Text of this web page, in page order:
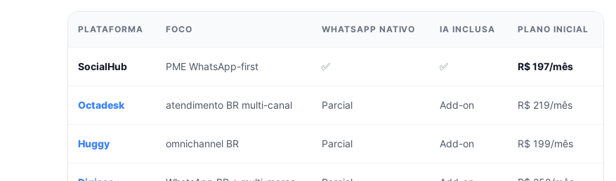
PLATAFORMA FOCO WHATSAPP NATIVO IA INCLUSA PLANO INICIAL
SocialHub PME WhatsApp-first ✅ ✅ R$ 197/mês
Octadesk atendimento BR multi-canal Parcial Add-on R$ 219/mês
Huggy omnichannel BR Parcial Add-on R$ 199/mês